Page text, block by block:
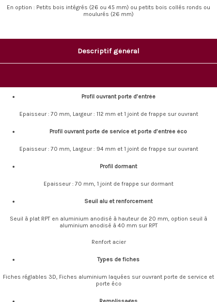
En option : Petits bois intégrés (26 ou 45 mm) ou petits bois collés ronds ou
moulurés (26 mm)
Descriptif général
Profil ouvrant porte d’entrée
Epaisseur : 70 mm, Largeur : 112 mm et 1 joint de frappe sur ouvrant
Profil ouvrant porte de service et porte d’entrée éco
Epaisseur : 70 mm, Largeur : 94 mm et 1 joint de frappe sur ouvrant
Profil dormant
Epaisseur : 70 mm, 1 joint de frappe sur dormant
Seuil alu et renforcement
Seuil à plat RPT en aluminium anodisé à hauteur de 20 mm, option seuil à
aluminium anodisé à 40 mm sur RPT
Renfort acier
Types de fiches
Fiches réglables 3D, Fiches aluminium laquées sur ouvrant porte de service et
porte éco